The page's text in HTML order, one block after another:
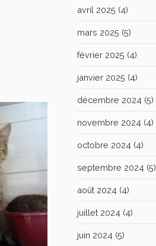
avril 2025 (4)
mars 2025 (5)
février 2025 (4)
janvier 2025 (4)
décembre 2024 (5)
novembre 2024 (4)
octobre 2024 (4)
septembre 2024 (5)
août 2024 (4)
juillet 2024 (4)
juin 2024 (5)